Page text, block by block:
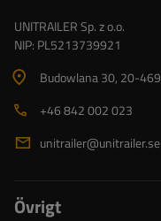
UNITRAILER Sp. z o.o.
NIP: PL5213739921
Budowlana 30, 20-469
+46 842 002 023
unitrailer@unitrailer.se
Övrigt